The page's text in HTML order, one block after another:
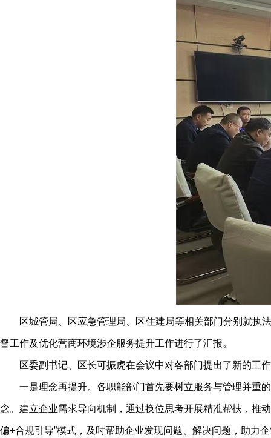
区城管局、区应急管理局、区住建局等相关部门分别就执
督工作及优化营商环境涉企服务提升工作进行了汇报。
区委副书记、区长可振虎在会议中对各部门提出了新的工
一是理念再提升。各职能部门首先要树立服务与管理并重
念。建立企业需求导向机制，通过换位思考开展精准帮扶，推
偏+合规引导”模式，及时帮助企业发现问题、解决问题，助力